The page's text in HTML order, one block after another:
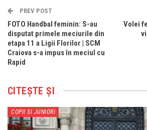
PREV POST
FOTO Handbal feminin: S-au
disputat primele meciurile din
etapa 11 a Ligii Florilor | SCM
Craiova s-a impus în meciul cu
Rapid
Volei
CITEȘTE ȘI
COPII SI JUNIORI